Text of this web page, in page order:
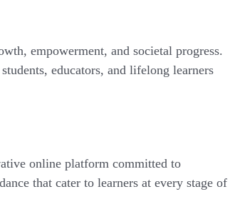
empowerment, and societal progress.
educators, and lifelong learners
online platform committed to
that cater to learners at every stage of